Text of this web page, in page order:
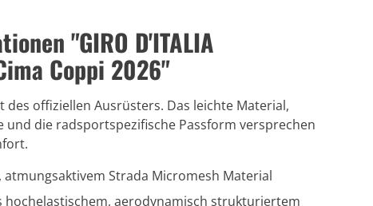
"GIRO D'ITALIA
Coppi 2026"
offiziellen Ausrüsters. Das leichte Material,
und die radsportspezifische Passform versprechen
atmungsaktivem Strada Micromesh Material
hochelastischem, aerodynamisch strukturiertem